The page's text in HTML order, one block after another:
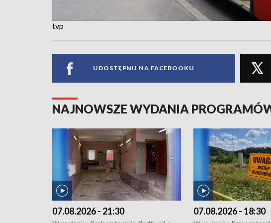
tvp
UDOSTĘPNIJ NA FACEBOOKU
NAJNOWSZE WYDANIA
07.08.2026 - 21:30 07.08.2026 - 18:30